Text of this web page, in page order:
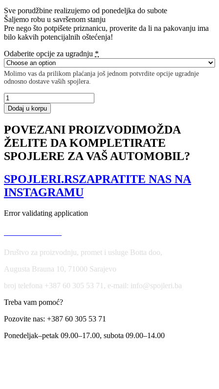
Sve porudžbine realizujemo od ponedeljka do subote
Šaljemo robu u savršenom stanju
Pre nego što potpišete priznanicu, proverite da li na pakovanju ima
bilo kakvih potencijalnih oštećenja!
Odaberite opcije za ugradnju *
Molimo vas da prilikom plaćanja još jednom potvrdite opcije ugradnje
odnosno dostave vaših spojlera.
Side
Skirts
Diffusers
3
E90/E91
Facelift
količina
Dodaj u korpu
POVEZANI PROIZVODIMOŽDA
ŽELITE DA KOMPLETIRATE
SPOJLERE ZA VAŠ AUTOMOBIL?
SPOJLERI.RSZAPRATITE NAS NA
INSTAGRAMU
Error validating application
Društvo za proizvodnju, promet i usluge Botta doo,
Augusta Brauna 10, 71000 Sarajevo
broj telefona +387 60 305 53 71, e-mail: info@spojleri.ba
Treba vam pomoć?
Pozovite nas: +387 60 305 53 71
Ponedeljak–petak 09.00–17.00, subota 09.00–14.00